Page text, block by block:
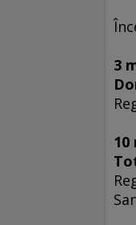
3
10